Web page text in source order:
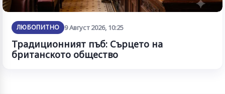
ЛЮБОПИТНО 9 Август 2026, 10:25
Традиционният пъб: Сърцето на
британското общество